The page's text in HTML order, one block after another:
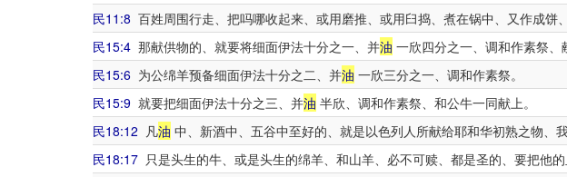
民11:8 百姓周围行走、把吗哪收起来、或用磨推、或用臼捣、煮在锅中、又作成饼
民15:4 那献供物的、就要将细面伊法十分之一、并油 一欣四分之一、调和作素祭、
民15:6 为公绵羊预备细面伊法十分之二、并油 一欣三分之一、调和作素祭。
民15:9 就要把细面伊法十分之三、并油 半欣、调和作素祭、和公牛一同献上。
民18:12 凡油 中、新酒中、五谷中至好的、就是以色列人所献给耶和华初熟之物、我
民18:17 只是头生的牛、或是头生的绵羊、和山羊、必不可赎、都是圣的、要把他